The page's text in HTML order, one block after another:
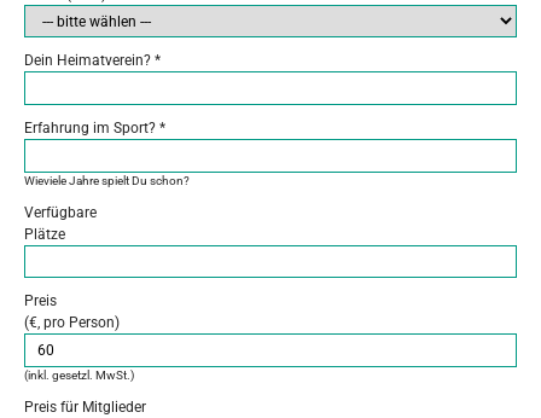
Dein Heimatverein? *
Erfahrung im Sport? *
Wieviele Jahre spielt Du schon?
Verfügbare
Plätze
Preis
(€, pro Person)
(inkl. gesetzl. MwSt.)
Preis für Mitglieder